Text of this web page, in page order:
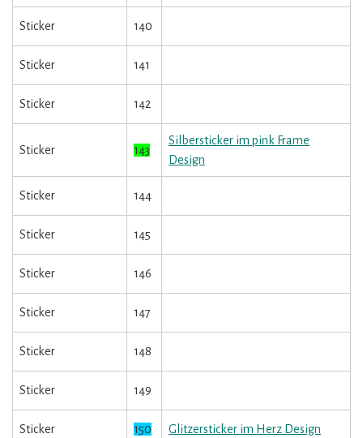
Sticker 140
Sticker 141
Sticker 142
Sticker 143
Silbersticker im pink Frame
Design
Sticker 144
Sticker 145
Sticker 146
Sticker 147
Sticker 148
Sticker 149
Sticker 150 Glitzersticker im Herz Design